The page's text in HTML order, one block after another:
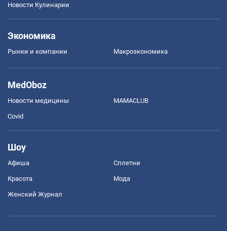
Новости Кулинарии
Экономика
Рынки и компании Mакроэкономика
MedOboz
Новости медицины MAMACLUB
Covid
Шоу
Афиша Сплетни
Красота Мода
Женский Журнал